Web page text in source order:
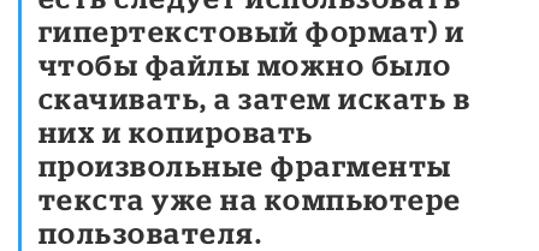
гипертекстовый формат) и
чтобы файлы можно было
скачивать, а затем искать в
них и копировать
произвольные фрагменты
текста уже на компьютере
пользователя.